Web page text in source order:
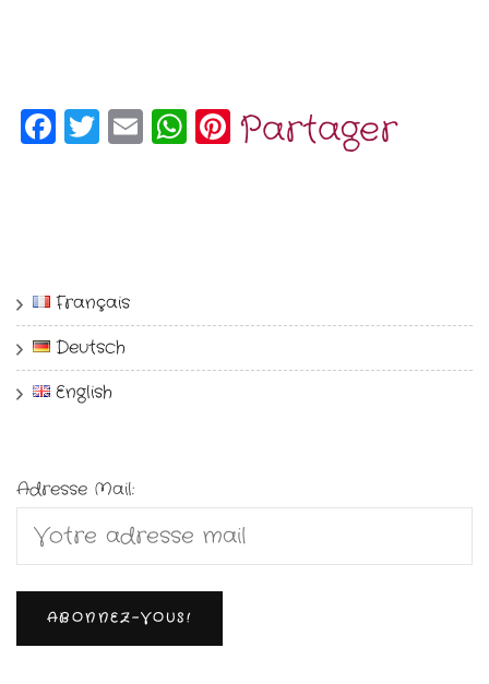
Facebook
Twitter
EmailWhatsApp
Pinterest
Partager
Français
Deutsch
English
Adresse Mail: